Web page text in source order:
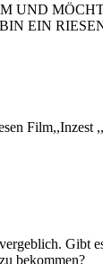
UND
EIN
Film,,Inzest
Gibt
bekommen?